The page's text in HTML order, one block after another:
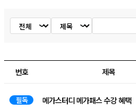
공지사항
검색
번호 제목
필독 메가스터디 메가패스 수강 혜택